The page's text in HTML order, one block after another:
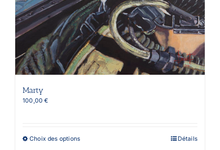
Marty
100,00€
Choix des optionsCe
Détails